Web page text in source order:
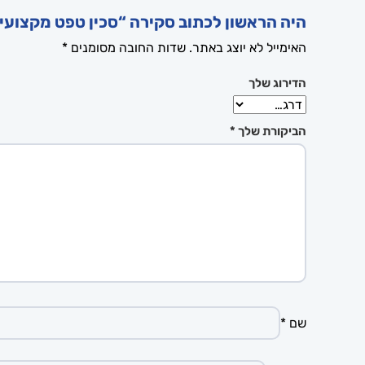
היה הראשון לכתוב סקירה “סכין טפט
האימייל לא יוצג באתר. שדות החובה מסומנים *
הדירוג שלך
הביקורת שלך *
שם *